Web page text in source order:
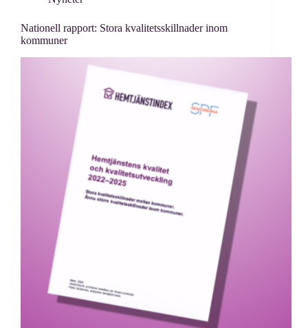
Nationell rapport: Stora kvalitetsskillnader inom
kommuner